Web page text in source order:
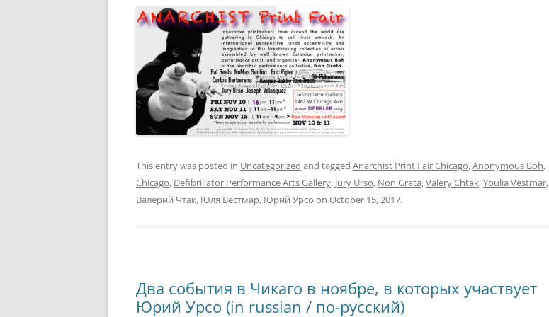
This entry was posted in Uncategorized and tagged Anarchist Print Fair Chicago,Anonymous Boh,
Chicago, Defibrillator Performance Arts Gallery, Jury Urso, Non Grata,Valery Chtak,Youlia Vestmar,
Валерий Чтак, Юля Вестмар, Юрий Урсо on October 15, 2017.
Два события в Чикаго в ноябре, в которых участвует
Юрий Урсо (in russian / по-русский)